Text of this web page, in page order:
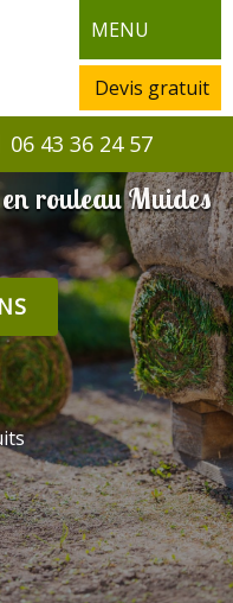
MENU
Devis gratuit
06 43 36 24 57
rouleau Muides